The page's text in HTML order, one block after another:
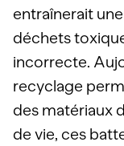
entraînerait
déchets
incorrecte.
recyclage
des matériaux
de vie, ces